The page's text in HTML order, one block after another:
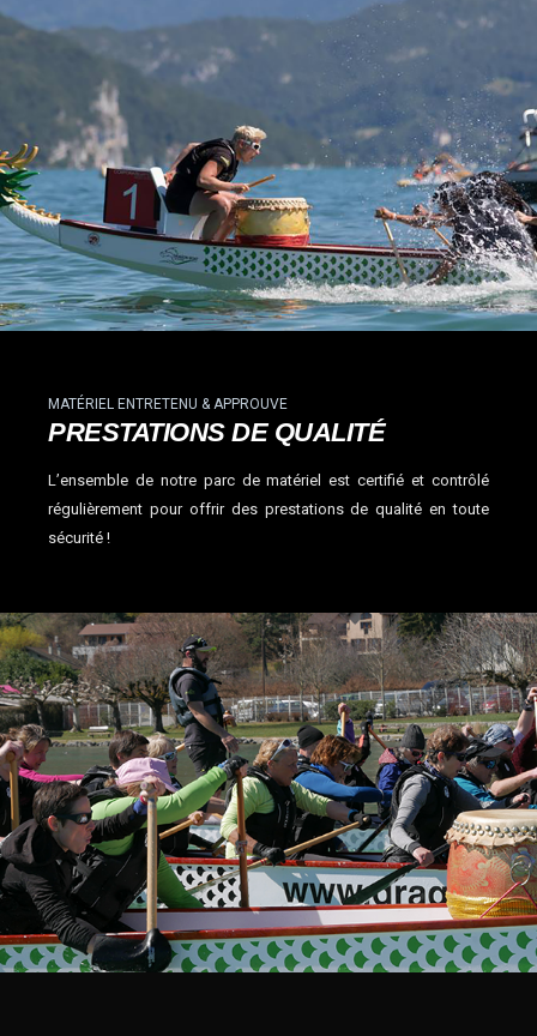
MATÉRIEL ENTRETENU & APPROUVE
PRESTATIONS DE QUALITÉ
L’ensemble de notre parc de matériel est certifié et contrôlé
régulièrement pour offrir des prestations de qualité en toute
sécurité !